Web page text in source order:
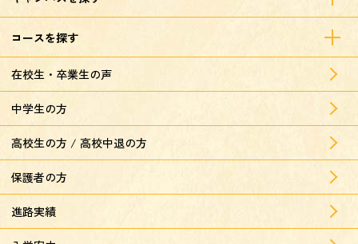
コースを探す
在校生・卒業生の声
中学生の方
高校生の方 / 高校中退の方
保護者の方
進路実績